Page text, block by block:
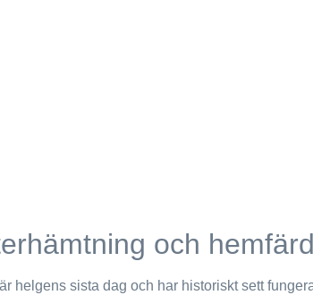
och hemfärd
är helgens sista dag och har historiskt sett